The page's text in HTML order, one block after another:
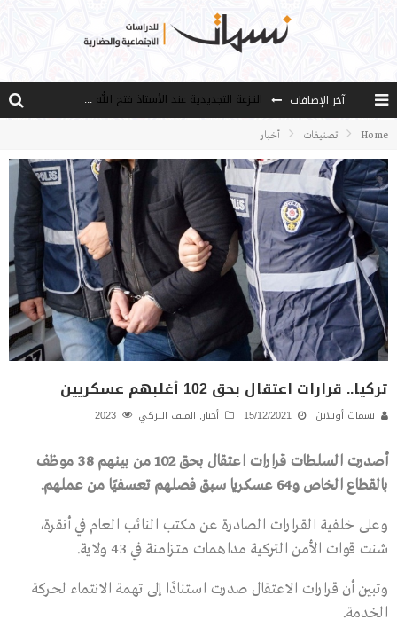
آخر الإضافات
من هو فتح الله كولن مؤسس حركة الخدمة؟
الأستاذ عالما عارفا حكيما
مصادر العلم وسببه
Home تصنيفات أخبار
تركيا.. قرارات اعتقال بحق 102 أغلبهم عسكريين
نسمات أونلاين 15/12/2021 أخبار, الملف التركي
أصدرت السلطات قرارات اعتقال بحق 102 من بينهم 38 موظف
بالقطاع الخاص و64 عسكريا سبق فصلهم تعسفيًا من عملهم.
وعلى خلفية القرارات الصادرة عن مكتب النائب العام في أنقرة،
شنت قوات الأمن التركية مداهمات متزامنة في 43 ولاية.
وتبين أن قرارات الاعتقال صدرت استنادًا إلى تهمة الانتماء لحركة
الخدمة.